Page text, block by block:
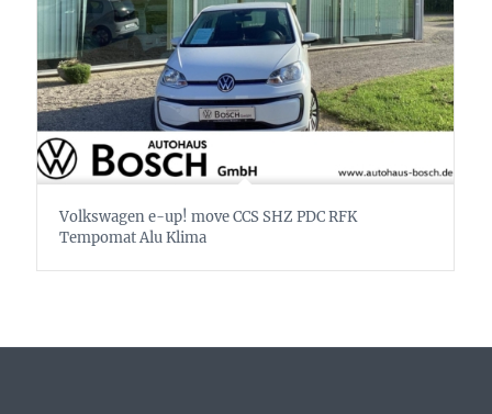
Volkswagen e-up! move CCS SHZ PDC RFK
Tempomat Alu Klima